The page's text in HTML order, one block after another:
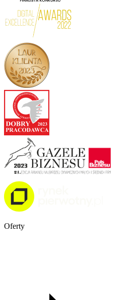
Oferty